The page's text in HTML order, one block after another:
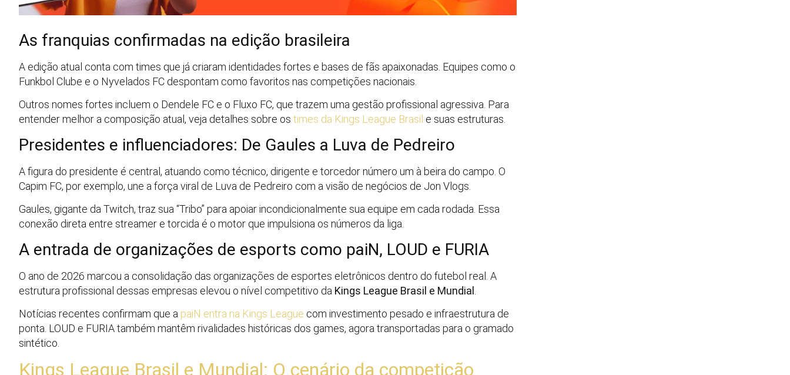
As franquias confirmadas na edição brasileira
A edição atual conta com times que já criaram identidades fortes e bases de fãs apaixonadas. Equipes como o
Funkbol Clube e o Nyvelados FC despontam como favoritos nas competições nacionais.
Outros nomes fortes incluem o Dendele FC e o Fluxo FC, que trazem uma gestão profissional agressiva. Para
entender melhor a composição atual, veja detalhes sobre os times da Kings League Brasil e suas estruturas.
Presidentes e influenciadores: De Gaules a Luva de Pedreiro
A figura do presidente é central, atuando como técnico, dirigente e torcedor número um à beira do campo. O
Capim FC, por exemplo, une a força viral de Luva de Pedreiro com a visão de negócios de Jon Vlogs.
Gaules, gigante da Twitch, traz sua “Tribo” para apoiar incondicionalmente sua equipe em cada rodada. Essa
conexão direta entre streamer e torcida é o motor que impulsiona os números da liga.
A entrada de organizações de esports como paiN, LOUD e FURIA
O ano de 2026 marcou a consolidação das organizações de esportes eletrônicos dentro do futebol real. A
estrutura profissional dessas empresas elevou o nível competitivo da Kings League Brasil e Mundial
Notícias recentes confirmam que a paiN entra na Kings League com investimento pesado e infraestrutura de
ponta. LOUD e FURIA também mantêm rivalidades históricas dos games, agora transportadas para o gramado
sintético.
Kings League Brasil e Mundial: O cenário da competição